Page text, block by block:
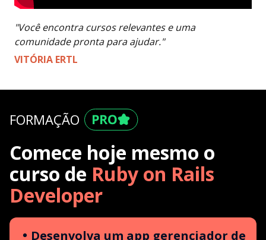
"Você encontra cursos relevantes e uma
comunidade pronta para ajudar."
VITÓRIA ERTL
FORMAÇÃO
Comece hoje mesmo o
curso de Ruby on Rails
Developer
Desenvolva um app gerenciador de